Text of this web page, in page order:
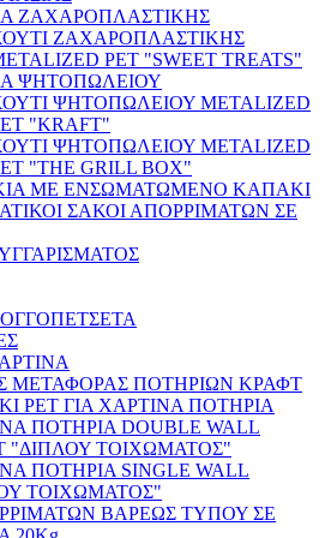
ΖΑΧΑΡΟΠΛΑΣΤΙΚΗΣ
ΖΑΧΑΡΟΠΛΑΣΤΙΚΗΣ
PET "SWEET TREATS"
ΨΗΤΟΠΩΛΕΙΟΥ
ΨΗΤΟΠΩΛΕΙΟΥ METALIZED
"KRAFT"
ΨΗΤΟΠΩΛΕΙΟΥ METALIZED
"THE GRILL BOX"
ΜΕ ΕΝΣΩΜΑΤΩΜΕΝΟ ΚΑΠΑΚΙ
ΣΑΚΟΙ ΑΠΟΡΡΙΜΑΤΩΝ ΣΕ
ΜΕΤΑΦΟΡΑΣ ΠΟΤΗΡΙΩΝ ΚΡΑΦΤ
PET ΓΙΑ ΧΑΡΤΙΝΑ ΠΟΤΗΡΙΑ
ΠΟΤΗΡΙΑ DOUBLE WALL
"ΔΙΠΛΟΥ ΤΟΙΧΩΜΑΤΟΣ"
ΠΟΤΗΡΙΑ SINGLE WALL
ΤΟΙΧΩΜΑΤΟΣ"
ΒΑΡΕΩΣ ΤΥΠΟΥ ΣΕ